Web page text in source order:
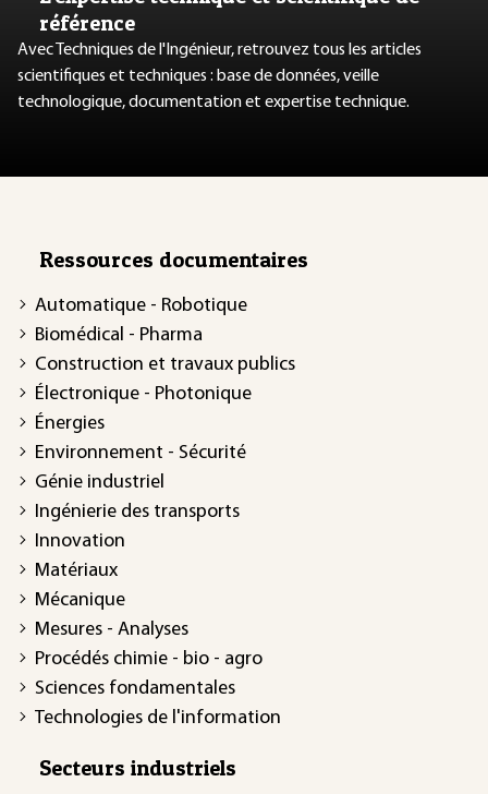
référence
Avec Techniques de l'Ingénieur, retrouvez tous les articles
scientifiques et techniques : base de données, veille
technologique, documentation et expertise technique.
Ressources documentaires
Automatique - Robotique
Biomédical - Pharma
Construction et travaux publics
Électronique - Photonique
Énergies
Environnement - Sécurité
Génie industriel
Ingénierie des transports
Innovation
Matériaux
Mécanique
Mesures - Analyses
Procédés chimie - bio - agro
Sciences fondamentales
Technologies de l'information
Secteurs industriels